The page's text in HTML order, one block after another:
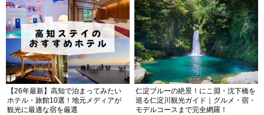
【26年最新】高知で泊まってみたい
ホテル・旅館10選！地元メディアが
観光に最適な宿を厳選
仁淀ブルーの絶景！にこ淵・沈下橋を
巡る仁淀川観光ガイド｜グルメ・宿・
モデルコースまで完全網羅！